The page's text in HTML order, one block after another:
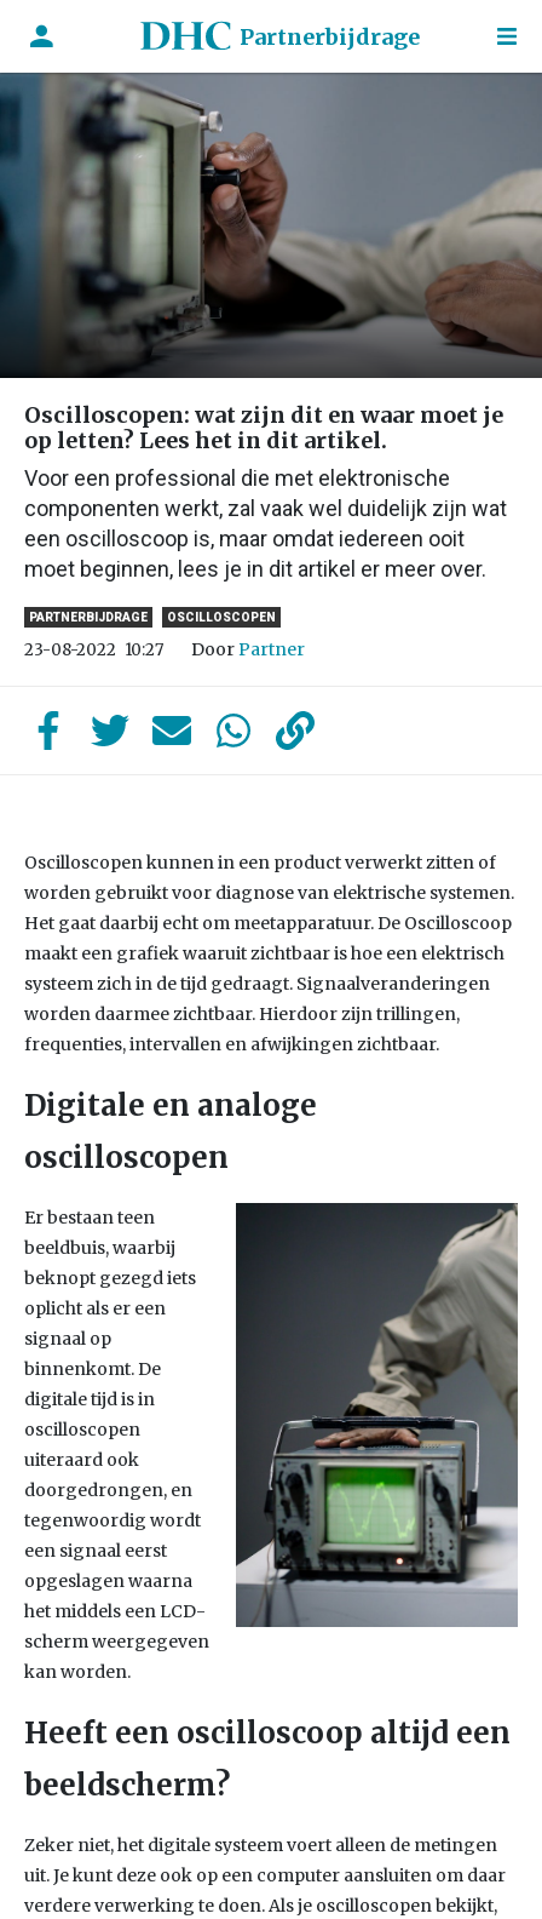
Partnerbijdrage
Oscilloscopen: wat zijn dit en waar moet je
op letten? Lees het in dit artikel.
Voor een professional die met elektronische
componenten werkt, zal vaak wel duidelijk zijn wat
een oscilloscoop is, maar omdat iedereen ooit
moet beginnen, lees je in dit artikel er meer over.
PARTNERBIJDRAGE OSCILLOSCOPEN
23-08-2022 10:27 DoorPartner
Oscilloscopen kunnen in een product verwerkt zitten of
worden gebruikt voor diagnose van elektrische systemen.
Het gaat daarbij echt om meetapparatuur. De Oscilloscoop
maakt een grafiek waaruit zichtbaar is hoe een elektrisch
systeem zich in de tijd gedraagt. Signaalveranderingen
worden daarmee zichtbaar. Hierdoor zijn trillingen,
frequenties, intervallen en afwijkingen zichtbaar.
Digitale en analoge
oscilloscopen
Er bestaan teen
beeldbuis, waarbij
beknopt gezegd iets
oplicht als er een
signaal op
binnenkomt. De
digitale tijd is in
oscilloscopen
uiteraard ook
doorgedrongen, en
tegenwoordig wordt
een signaal eerst
opgeslagen waarna
het middels een LCD-
scherm weergegeven
kan worden.
Heeft een oscilloscoop altijd een
beeldscherm?
Zeker niet, het digitale systeem voert alleen de metingen
uit. Je kunt deze ook op een computer aansluiten om daar
verdere verwerking te doen. Als je oscilloscopen bekijkt,